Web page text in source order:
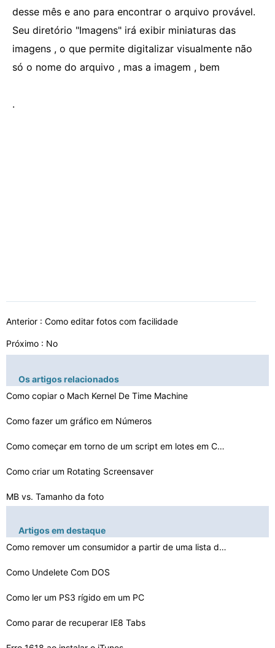
desse mês e ano para encontrar o arquivo provável.
Seu diretório "Imagens" irá exibir miniaturas das
imagens , o que permite digitalizar visualmente não
só o nome do arquivo , mas a imagem , bem
.
Anterior : Como editar fotos com facilidade
Próximo : No
Os artigos relacionados
Como copiar o Mach Kernel De Time Machine
Como fazer um gráfico em Números
Como começar em torno de um script em lotes em CMD
Como criar um Rotating Screensaver
MB vs. Tamanho da foto
Como adicionar atalhos para o Outlook 2007
Como criar seu próprio Avatar Maker
Como fazer ícones escondidos
Prós e contras de E-mail Marketing
Artigos em destaque
Como remover um consumidor a partir de uma lista de e-
Como Undelete Com DOS
Como ler um PS3 rígido em um PC
Como parar de recuperar IE8 Tabs